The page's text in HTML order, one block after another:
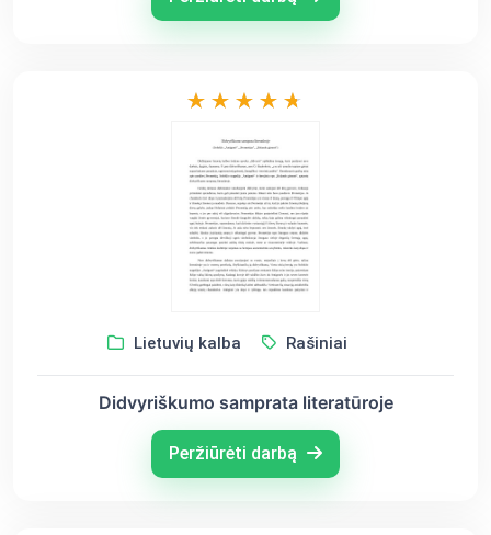
Lietuvių kalba Rašiniai
Didvyriškumo samprata literatūroje
Peržiūrėti darbą